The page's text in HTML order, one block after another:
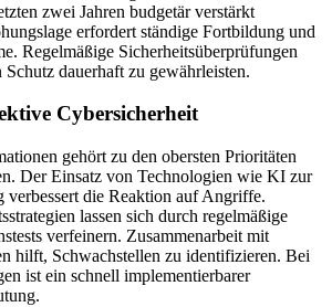
zwei Jahren budgetär verstärkt
erfordert ständige Fortbildung und
Regelmäßige Sicherheitsüberprüfungen
Schutz dauerhaft zu gewährleisten.
Cybersicherheit
gehört zu den obersten Prioritäten
Der Einsatz von Technologien wie KI zur
verbessert die Reaktion auf Angriffe.
lassen sich durch regelmäßige
verfeinern. Zusammenarbeit mit
hilft, Schwachstellen zu identifizieren. Bei
ist ein schnell implementierbarer